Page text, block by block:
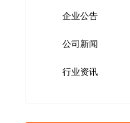
企业公告
公司新闻
行业资讯